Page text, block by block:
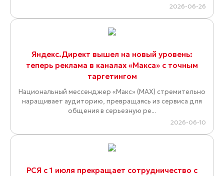
2026-06-26
Яндекс.Директ вышел на новый уровень:
теперь реклама в каналах «Макса» с точным
таргетингом
Национальный мессенджер «Макс» (MAX) стремительно
наращивает аудиторию, превращаясь из сервиса для
общения в серьезную ре...
2026-06-10
РСЯ с 1 июля прекращает сотрудничество с